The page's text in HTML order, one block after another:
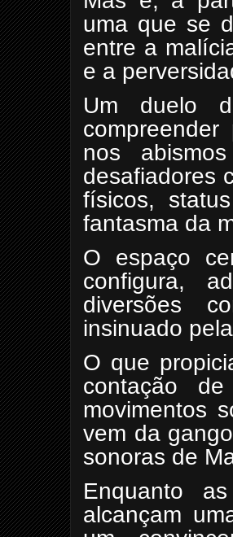
uma que se
entre a
e a
Um duelo
nos
desafiadores
físicos,
fantasma da
O espaço
configura,
diversões
insinuado
O que
contação
movimentos
vem da
sonoras de
Enquanto
alcançam